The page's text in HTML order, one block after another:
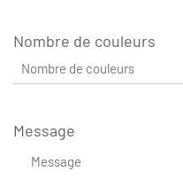
Nombre de couleurs
Message